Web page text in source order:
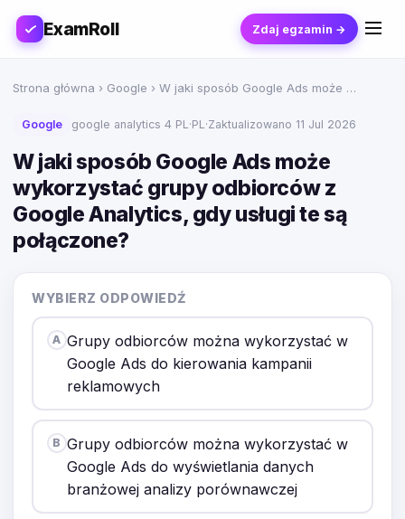
ExamRoll Zdaj egzamin →
Strona główna › Google › W jaki sposób Google Ads może …
Google google analytics 4 PL·PL·Zaktualizowano 11 Jul 2026
W jaki sposób Google Ads może
wykorzystać grupy odbiorców z
Google Analytics, gdy usługi te są
połączone?
WYBIERZ ODPOWIEDŹ
A Grupy odbiorców można wykorzystać w
Google Ads do kierowania kampanii
reklamowych
B Grupy odbiorców można wykorzystać w
Google Ads do wyświetlania danych
branżowej analizy porównawczej